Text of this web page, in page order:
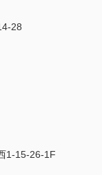
28
1-15-26-1F